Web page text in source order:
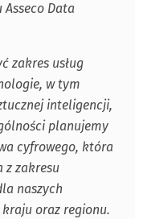
Asseco Data
zakres usług
w tym
inteligencji,
planujemy
cyfrowego, która
z zakresu
naszych
oraz regionu.